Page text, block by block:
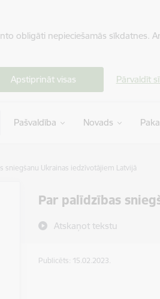
obligāti nepieciešamās sīkdatnes.
Apstiprināt visas Pārvaldīt
Pašvaldība Novads
sniegšanu Ukrainas iedzīvotājiem Latvijā
Par palīdzības
Atskaņot tekstu
Publicēts: 15.02.2023.